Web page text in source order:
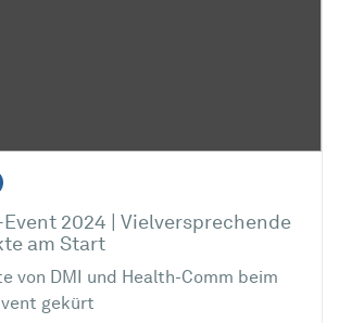
2024 | Vielversprechende
am Start
von DMI und Health-Comm beim
gekürt